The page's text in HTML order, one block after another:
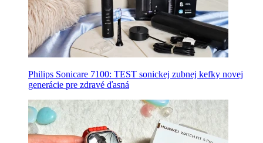
Philips Sonicare 7100: TEST sonickej zubnej kefky novej
generácie pre zdravé ďasná